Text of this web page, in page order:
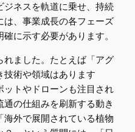
ジネスを軌道に乗せ、持続
、事業成長の各フェーズ
に示す必要があります。
ました。たとえば「アグ
技術や領域はあります
トやドローンも注目され
の仕組みを刷新する動き
外で展開されている植物